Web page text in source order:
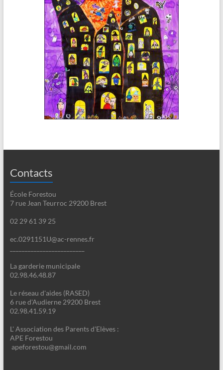
Contacts
École Forestou
7 rue Jean Teurroc 29200 Brest
02 29 61 39 25
ec.0291151U@ac-rennes.fr
La garderie municipale
02.98.46.48.87
Le réseau d'aides (RASED)
6 rue d'Audierne 29200 Brest
02.98.41.59.19
L' Association des Parents d'Elèves :
APE Forestou
apeforestou@gmail.com